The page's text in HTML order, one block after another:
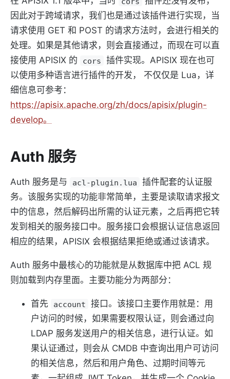
因此对于跨域请求，我们也是通过该插件进行实现，当
请求使用 GET 和 POST 的请求方法时，会进行相关的
处理。如果是其他请求，则会直接通过，而现在可以直
接使用 APISIX 的
cors
插件实现。APISIX 现在也可
以使用多种语言进行插件的开发， 不仅仅是 Lua，详
细信息可参考：
https://apisix.apache.org/zh/docs/apisix/plugin-
develop。
Auth 服务
Auth 服务是与 acl-plugin.lua
插件配套的认证服
务。该服务实现的功能非常简单，主要是读取请求报文
中的信息，然后解码出所需的认证元素，之后再把它转
发到相关的服务接口中。服务接口会根据认证信息返回
相应的结果，APISIX 会根据结果拒绝或通过该请求。
Auth 服务中最核心的功能就是从数据库中把 ACL 规
则加载到内存里面。主要功能分为两部分：
首先 account
接口。该接口主要作用就是：用
户访问的时候，如果需要权限认证，则会通过向
LDAP 服务发送用户的相关信息，进行认证。如
果认证通过，则会从 CMDB 中查询出用户可访问
的相关信息，然后和用户角色、过期时间等元